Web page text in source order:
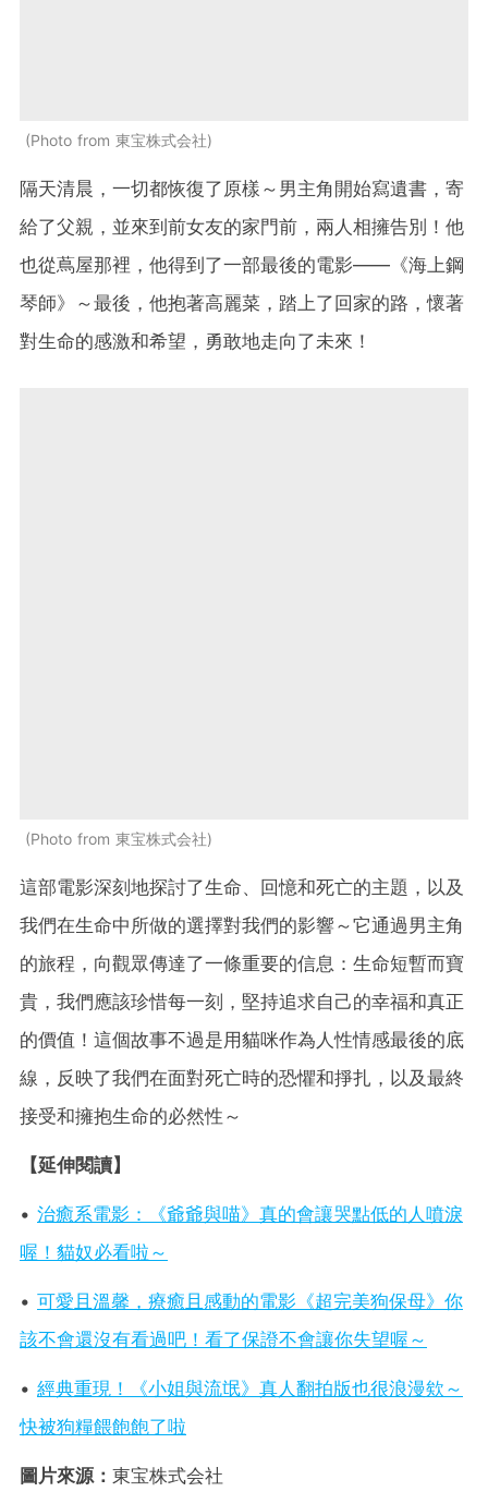
Photo from 東宝株式会社
隔天清晨，一切都恢復了原樣～男主角開始寫遺書，寄
給了父親，並來到前女友的家門前，兩人相擁告別！他
也從蔦屋那裡，他得到了一部最後的電影——《海上鋼
琴師》～最後，他抱著高麗菜，踏上了回家的路，懷著
對生命的感激和希望，勇敢地走向了未來！
Photo from 東宝株式会社
這部電影深刻地探討了生命、回憶和死亡的主題，以及
我們在生命中所做的選擇對我們的影響～它通過男主角
的旅程，向觀眾傳達了一條重要的信息：生命短暫而寶
貴，我們應該珍惜每一刻，堅持追求自己的幸福和真正
的價值！這個故事不過是用貓咪作為人性情感最後的底
線，反映了我們在面對死亡時的恐懼和掙扎，以及最終
接受和擁抱生命的必然性～
【延伸閱讀】
• 治癒系電影：《爺爺與喵》真的會讓哭點低的人噴淚
喔！貓奴必看啦～
• 可愛且溫馨，療癒且感動的電影《超完美狗保母》你
該不會還沒有看過吧！看了保證不會讓你失望喔～
• 經典重現！《小姐與流氓》真人翻拍版也很浪漫欸～
快被狗糧餵飽飽了啦
圖片來源： 東宝株式会社